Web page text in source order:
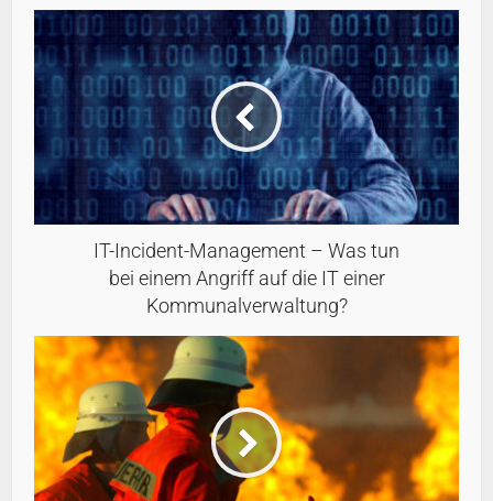
IT-Incident-Management – Was tun
bei einem Angriff auf die IT einer
Kommunalverwaltung?